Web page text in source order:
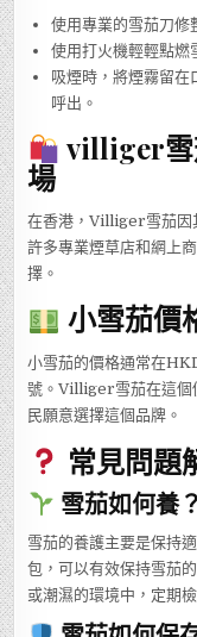
使用專業的雪茄刀修
使用打火機輕輕點燃
吸煙時，將煙霧留在
呼出。
villiger雪
場
在香港，Villiger雪茄因
許多專業煙草店和網上
擇。
小雪茄價
小雪茄的價格通常在
號。Villiger雪茄在這個
民願意選擇這個品牌。
常見問題
雪茄如何養？
雪茄的養護主要是保持
包，可以有效保持雪茄
或潮濕的環境中，定期